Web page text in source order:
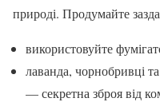
природі. Продумайте
використовуйте
лаванда, чорнобривці
— секретна зброя від